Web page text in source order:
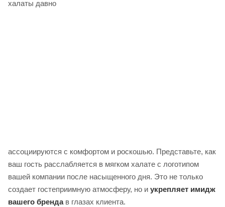
халаты давно
ассоциируются с комфортом и роскошью. Представьте, как
ваш гость расслабляется в мягком халате с логотипом
вашей компании после насыщенного дня. Это не только
создает гостеприимную атмосферу, но и укрепляет имидж
вашего брендав глазах клиента.